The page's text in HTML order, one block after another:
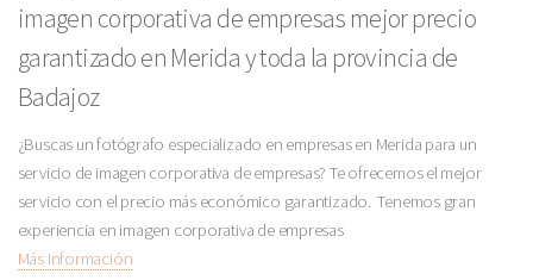
imagen corporativa de empresas mejor precio
garantizado en Merida y toda la provincia de
Badajoz
¿Buscas un fotógrafo especializado en empresas en Merida para un
servicio de imagen corporativa de empresas? Te ofrecemos el mejor
servicio con el precio más económico garantizado. Tenemos gran
experiencia en imagen corporativa de empresas
Más Información